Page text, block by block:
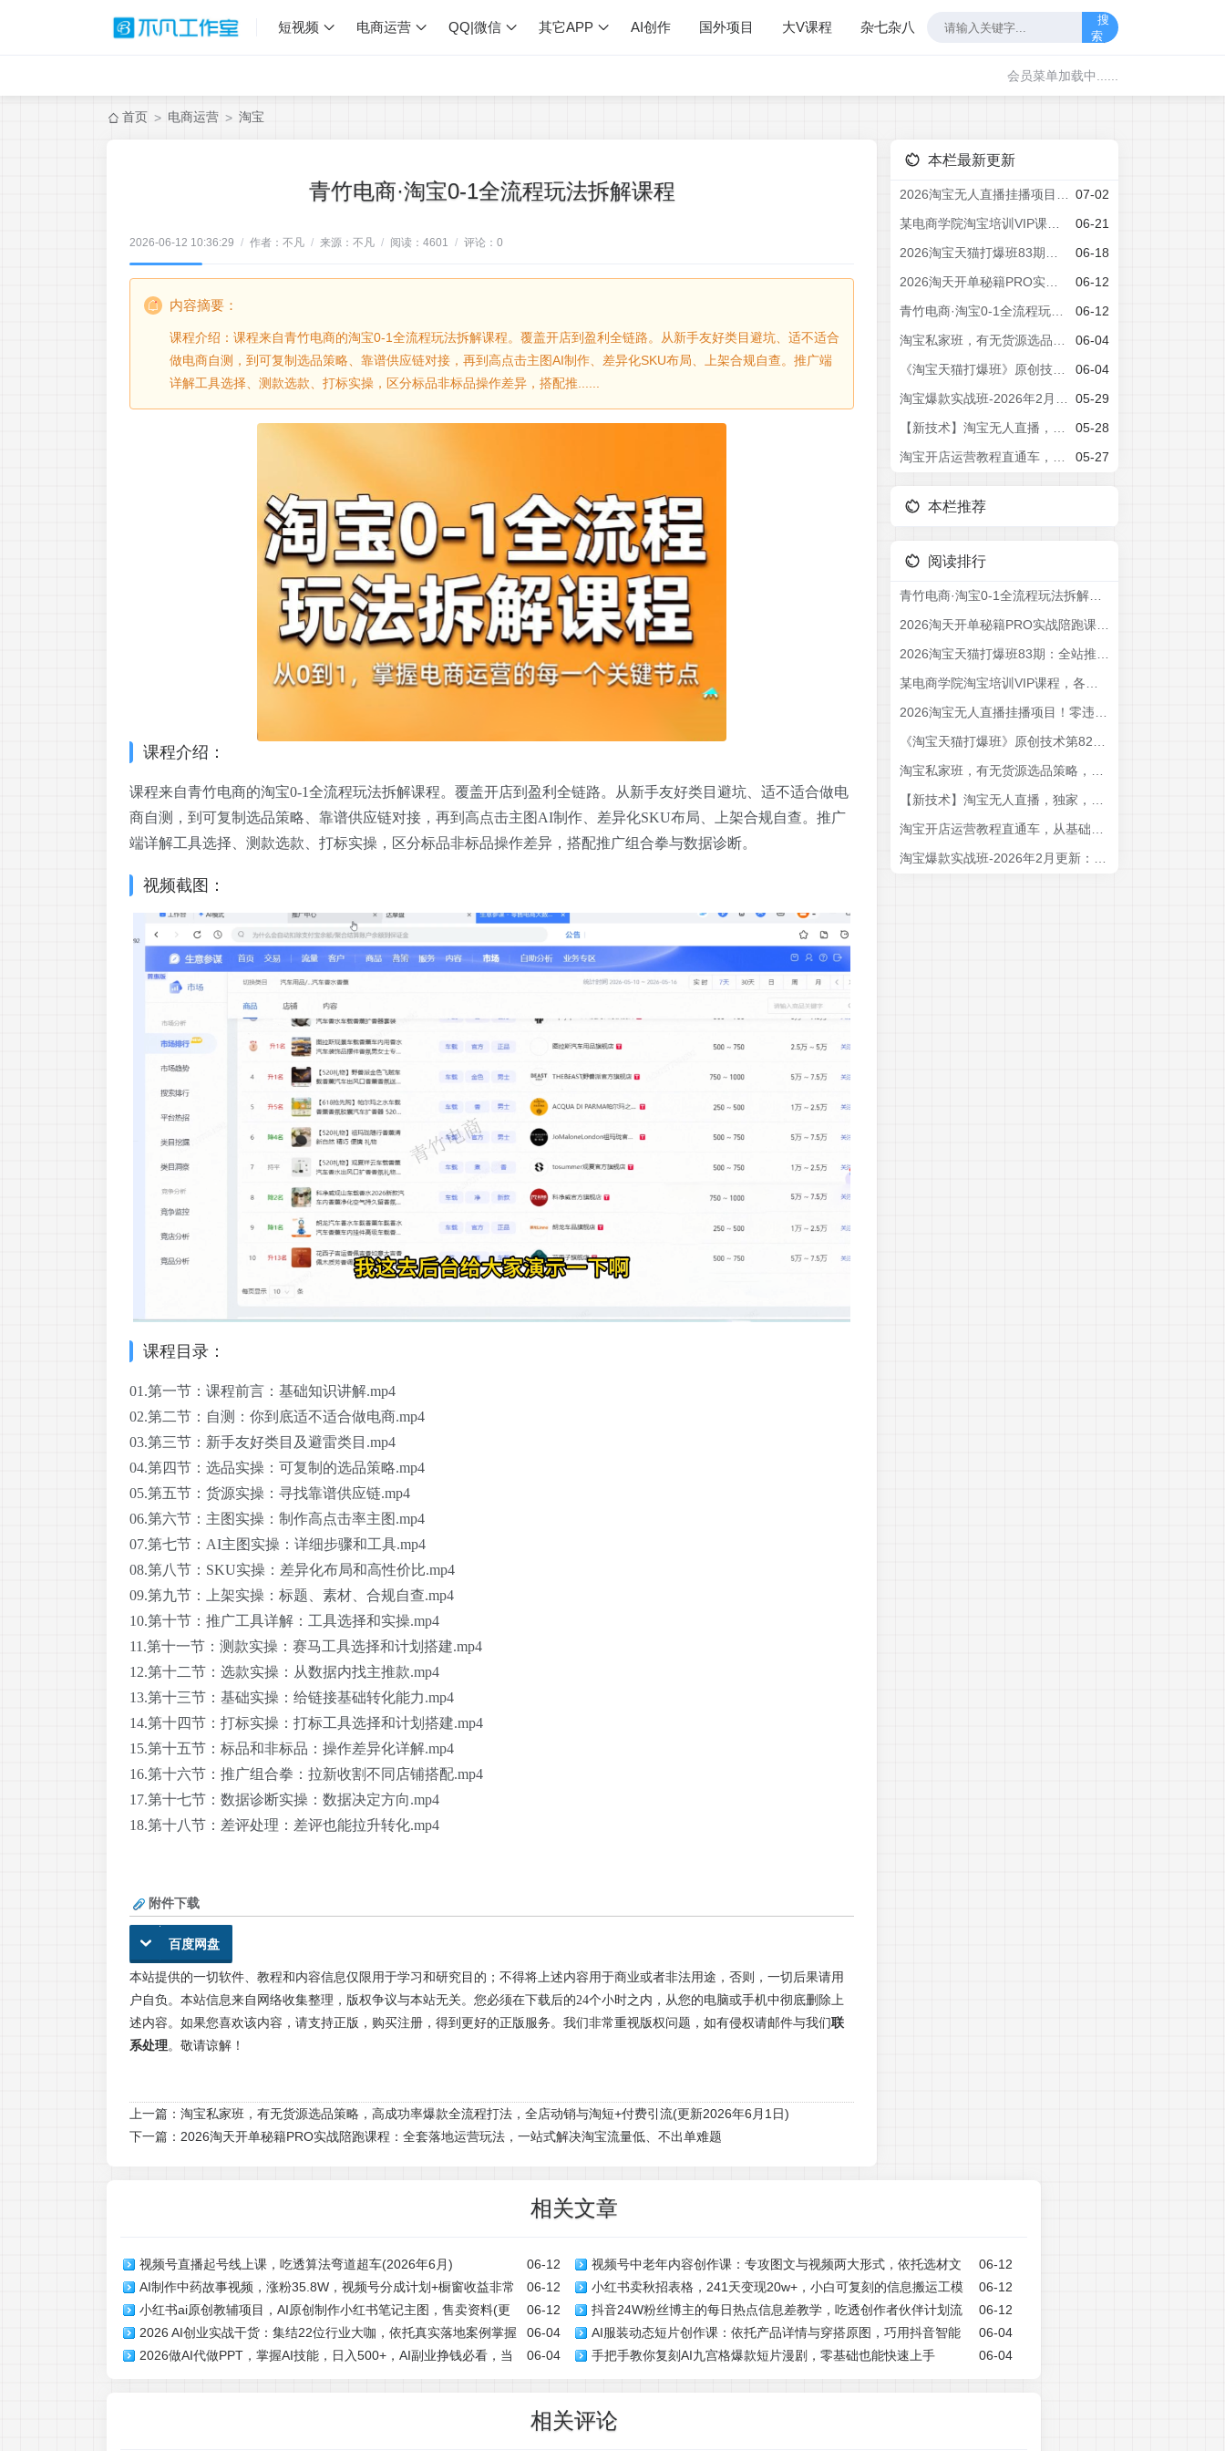
短视频 电商运营 QQ|微信 其它APP AI创作 国外项目 大V课程 杂七杂八
搜
索
会员菜单加载中......
首页 > 电商运营 > 淘宝
青竹电商·淘宝0-1全流程玩法拆解课程
2026-06-12 10:36:29 / 作者：不凡 / 来源：不凡 / 阅读： 4601 / 评论： 0
内容摘要：
课程介绍：课程来自青竹电商的淘宝0-1全流程玩法拆解课程。覆盖开店到盈利全链路。从新手友好类目避坑、适不适合
做电商自测，到可复制选品策略、靠谱供应链对接，再到高点击主图AI制作、差异化SKU布局、上架合规自查。推广端
详解工具选择、测款选款、打标实操，区分标品非标品操作差异，搭配推......
课程介绍：
课程来自青竹电商的淘宝0-1全流程玩法拆解课程。覆盖开店到盈利全链路。从新手友好类目避坑、适不适合做电
商自测，到可复制选品策略、靠谱供应链对接，再到高点击主图AI制作、差异化SKU布局、上架合规自查。推广
端详解工具选择、测款选款、打标实操，区分标品非标品操作差异，搭配推广组合拳与数据诊断。
视频截图：
课程目录：
01.第一节：课程前言：基础知识讲解.mp4
02.第二节：自测：你到底适不适合做电商.mp4
03.第三节：新手友好类目及避雷类目.mp4
04.第四节：选品实操：可复制的选品策略.mp4
05.第五节：货源实操：寻找靠谱供应链.mp4
06.第六节：主图实操：制作高点击率主图.mp4
07.第七节：AI主图实操：详细步骤和工具.mp4
08.第八节：SKU实操：差异化布局和高性价比.mp4
09.第九节：上架实操：标题、素材、合规自查.mp4
10.第十节：推广工具详解：工具选择和实操.mp4
11.第十一节：测款实操：赛马工具选择和计划搭建.mp4
12.第十二节：选款实操：从数据内找主推款.mp4
13.第十三节：基础实操：给链接基础转化能力.mp4
14.第十四节：打标实操：打标工具选择和计划搭建.mp4
15.第十五节：标品和非标品：操作差异化详解.mp4
16.第十六节：推广组合拳：拉新收割不同店铺搭配.mp4
17.第十七节：数据诊断实操：数据决定方向.mp4
18.第十八节：差评处理：差评也能拉升转化.mp4
附件下载
百度网盘
本站提供的一切软件、教程和内容信息仅限用于学习和研究目的；不得将上述内容用于商业或者非法用途，否则，一切后果请用
户自负。本站信息来自网络收集整理，版权争议与本站无关。您必须在下载后的24个小时之内，从您的电脑或手机中彻底删除上
述内容。如果您喜欢该内容，请支持正版，购买注册，得到更好的正版服务。我们非常重视版权问题，如有侵权请邮件与我们联
系处理。敬请谅解！
上一篇： 淘宝私家班，有无货源选品策略，高成功率爆款全流程打法，全店动销与淘短+付费引流(更新2026年6月1日)
下一篇： 2026淘天开单秘籍PRO实战陪跑课程：全套落地运营玩法，一站式解决淘宝流量低、不出单难题
相关文章
06-12
视频号直播起号线上课，吃透算法弯道超车(2026年6月) 06-12
视频号中老年内容创作课：专攻图文与视频两大形式，依托选材文
案技巧打造爆款作品
06-12
AI制作中药故事视频，涨粉35.8W，视频号分成计划+橱窗收益非常
可观，简单易上手
06-12
小红书卖秋招表格，241天变现20w+，小白可复刻的信息搬运工模
式
06-12
小红书ai原创教辅项目，AI原创制作小红书笔记主图，售卖资料(更
新)
06-12
抖音24W粉丝博主的每日热点信息差教学，吃透创作者伙伴计划流
量规则，抓时效热点放大账号播放、涨粉与变现收益
06-04
2026 AI创业实战干货：集结22位行业大咖，依托真实落地案例掌握
AI落地变现核心逻辑
06-04
AI服装动态短片创作课：依托产品详情与穿搭原图，巧用抖音智能
成片一键生成带货短视频
06-04
2026做AI代做PPT，掌握AI技能，日入500+，AI副业挣钱必看，当
天操作当天就能见收益【揭秘】
06-04
手把手教你复刻AI九宫格爆款短片漫剧，零基础也能快速上手
相关评论
本栏最新更新
07-02
06-21
06-18
06-12
06-12
06-04
06-04
05-29
05-28
05-27
本栏推荐
阅读排行